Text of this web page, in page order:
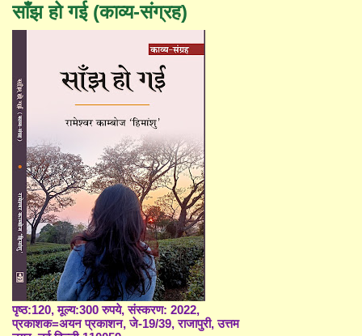
साँझ हो गई (काव्य-संग्रह)
पृष्ठ:120, मूल्य:300 रुपये, संस्करण: 2022,
प्रकाशक=अयन प्रकाशन, जे-19/39, राजापुरी, उत्तम